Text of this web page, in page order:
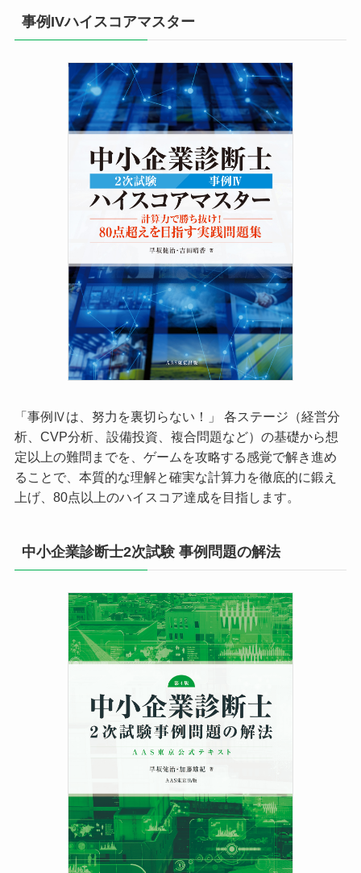
事例IVハイスコアマスター
「事例Ⅳは、努力を裏切らない！」 各ステージ（経営分
析、CVP分析、設備投資、複合問題など）の基礎から想
定以上の難問までを、ゲームを攻略する感覚で解き進め
ることで、本質的な理解と確実な計算力を徹底的に鍛え
上げ、80点以上のハイスコア達成を目指します。
中小企業診断士2次試験 事例問題の解法